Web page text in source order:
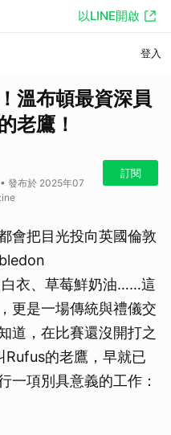
以LINE開啟
登入
溫布頓最資深員
老鷹！
發布於 2025年07
訂閱
會把目光投向英國倫敦
衣、草莓鮮奶油……這
更是一場傳統與禮儀交
道，在比賽還沒開打之
Rufus的老鷹，早就已
一項別具意義的工作：